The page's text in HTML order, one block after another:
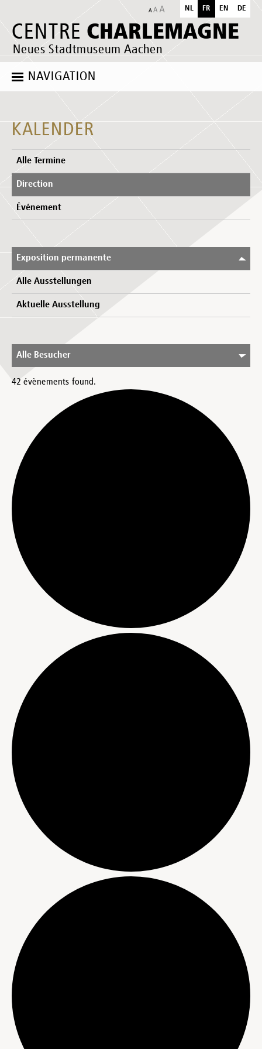
CENTRE CHARLEMAGNE
Neues Stadtmuseum Aachen
NL FR EN DE
NAVIGATION
KALENDER
Alle Termine
Direction
Événement
Exposition permanente
Alle Ausstellungen
Aktuelle Ausstellung
Alle Besucher
42 évènements found.